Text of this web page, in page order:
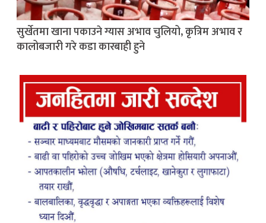
सुर्खेतमा खाना पकाउने ग्यास अभाव चुलियो, कृत्रिम अभाव र
कालोबजारी गरे कडा कारबाही हुने